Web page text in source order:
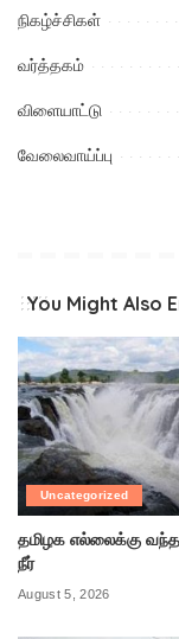
நிகழ்ச்சிகள்
வர்த்தகம்
விளையாட்டு
வேலைவாய்ப்பு
You Might Also
Uncategorized
தமிழக எல்லைக்கு
நீர்
August 5, 2026